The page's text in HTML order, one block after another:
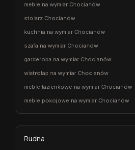
meble na wymiar Chocianów
stolarz Chocianów
kuchnia na wymiar Chocianów
szafa na wymiar Chocianów
garderoba na wymiar Chocianów
wiatrołap na wymiar Chocianów
meble łazienkowe na wymiar Chocianów
meble pokojowe na wymiar Chocianów
Rudna